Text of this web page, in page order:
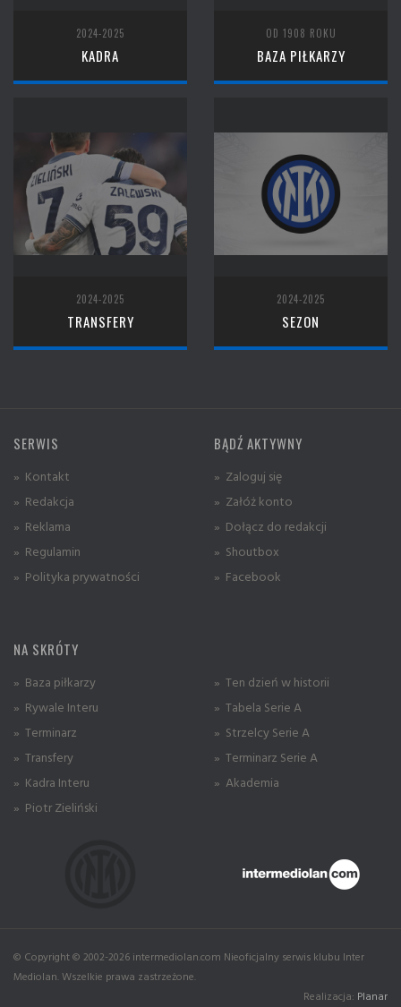
2024-2025
KADRA
OD 1908 ROKU
BAZA PIŁKARZY
2024-2025
TRANSFERY
2024-2025
SEZON
SERWIS
» Kontakt
» Redakcja
» Reklama
» Regulamin
» Polityka prywatności
BĄDŹ AKTYWNY
» Zaloguj się
» Załóż konto
» Dołącz do redakcji
» Shoutbox
» Facebook
NA SKRÓTY
» Baza piłkarzy
» Rywale Interu
» Terminarz
» Transfery
» Kadra Interu
» Piotr Zieliński
» Ten dzień w historii
» Tabela Serie A
» Strzelcy Serie A
» Terminarz Serie A
» Akademia
© Copyright © 2002-2026 intermediolan.com Nieoficjalny serwis klubu Inter
Mediolan. Wszelkie prawa zastrzeżone.
Realizacja: Planar